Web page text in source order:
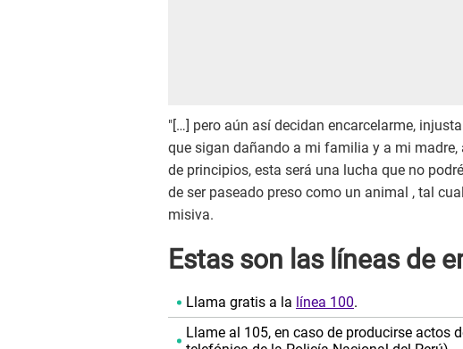
"[…] pero aún así decidan encarcelarme,
que sigan dañando a mi familia y a mi
de principios, esta será una lucha que no
de ser paseado preso como un animal , tal
misiva.
Estas son las líneas de
Llama gratis a la línea 100.
Llame al 105, en caso de producirse actos